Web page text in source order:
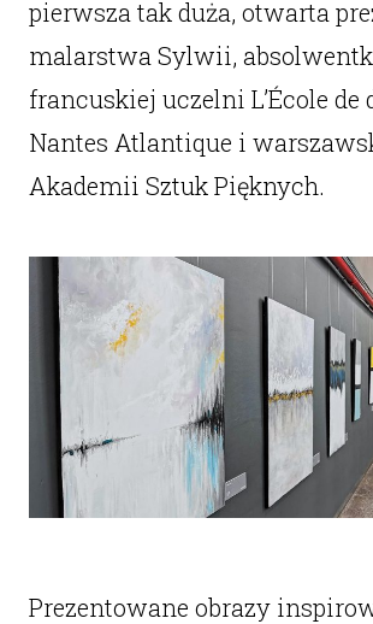
pierwsza tak duża, otwarta
malarstwa Sylwii,
francuskiej uczelni L’École de
Nantes Atlantique i
Akademii Sztuk Pięknych.
Prezentowane obrazy